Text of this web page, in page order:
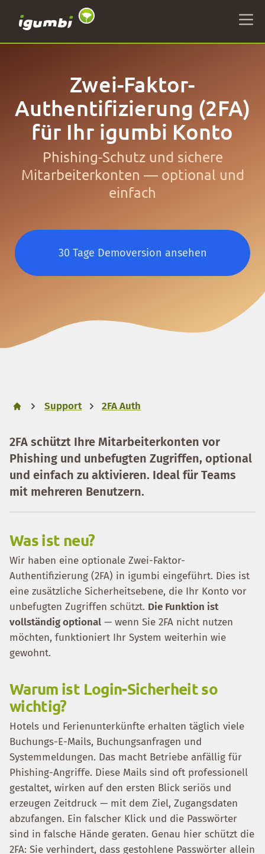
Zwei-Faktor-
Authentifizierung (2FA)
für Ihr igumbi Konto
Phishing-Schutz und sichere
Mitarbeiterkonten — optional und
einfach
30 Tage Demoversion ansehen
Support 2FA Auth
2FA schützt Ihre Mitarbeiterkonten vor
Phishing und unbefugten Zugriffen, optional
und einfach zu aktivieren. Ideal für Teams
mit mehreren Benutzern.
Was ist neu?
Wir haben eine optionale Zwei-Faktor-
Authentifizierung (2FA) in igumbi eingeführt. Dies ist
eine zusätzliche Sicherheitsebene, die Ihr Konto vor
unbefugten Zugriffen schützt. Die Funktion ist
vollständig optional — wenn Sie 2FA nicht nutzen
möchten, funktioniert Ihr System weiterhin wie
gewohnt.
Warum ist Login-Sicherheit so
wichtig?
Hotels und Ferienunterkünfte erhalten täglich viele
Buchungs-E-Mails, Buchungsanfragen und
Systemmeldungen. Das macht Betriebe anfällig für
Phishing-Angriffe. Diese Mails sind oft professionell
gestaltet, wirken auf den ersten Blick seriös und
erzeugen Zeitdruck — mit dem Ziel, Zugangsdaten
abzufangen. Ein falscher Klick und die Passwörter
sind in falsche Hände geraten. Genau hier schützt die
2FA: Sie verhindert, dass gestohlene Passwörter allein